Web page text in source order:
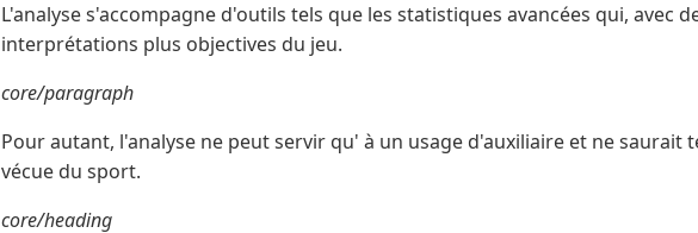
L'analyse s'accompagne d'outils tels que les statistiques avancées qui, avec
interprétations plus objectives du jeu.
core/paragraph
Pour autant, l'analyse ne peut servir qu' à un usage d'auxiliaire et ne saurait
vécue du sport.
core/heading